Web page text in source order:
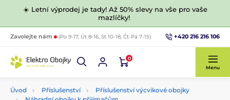
☀️ Letní výprodej je tady! Až 50% slevy na vše pro vaše
mazlíčky!
Zavolejte nám (Po 9-17, Út 8-16, St 10-18, Čt-Pá 7-15) +420 216 216 106
0
Menu
Úvod Příslušenství
Příslušenství výcvikové obojky